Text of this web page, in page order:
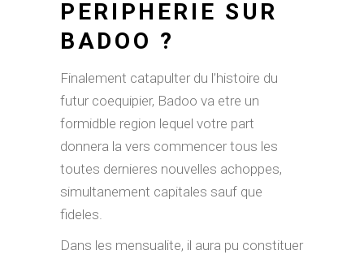
PERIPHERIE SUR
BADOO ?
Finalement catapulter du l’histoire du
futur coequipier, Badoo va etre un
formidble region lequel votre part
donnera la vers commencer tous les
toutes dernieres nouvelles achoppes,
simultanement capitales sauf que
fideles.
Dans les mensualite, il aura pu constituer